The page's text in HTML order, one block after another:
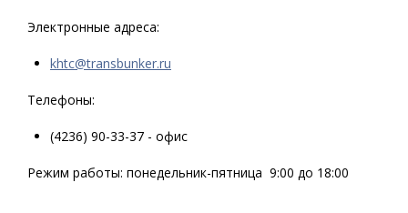
Электронные адреса:
khtc@transbunker.ru
Телефоны:
(4236) 90-33-37 - офис
Режим работы: понедельник-пятница 9:00 до 18:00